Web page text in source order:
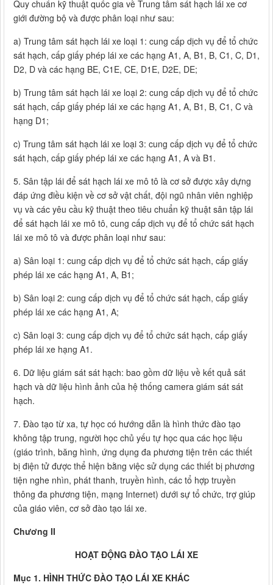
Quy chuẩn kỹ thuật quốc gia về Trung tâm sát hạch lái xe cơ
giới đường bộ và được phân loại như sau:
a) Trung tâm sát hạch lái xe loại 1: cung cấp dịch vụ để tổ chức
sát hạch, cấp giấy phép lái xe các hạng A1, A, B1, B, C1, C, D1,
D2, D và các hạng BE, C1E, CE, D1E, D2E, DE;
b) Trung tâm sát hạch lái xe loại 2: cung cấp dịch vụ để tổ chức
sát hạch, cấp giấy phép lái xe các hạng A1, A, B1, B, C1, C và
hạng D1;
c) Trung tâm sát hạch lái xe loại 3: cung cấp dịch vụ để tổ chức
sát hạch, cấp giấy phép lái xe các hạng A1, A và B1.
5. Sân tập lái để sát hạch lái xe mô tô là cơ sở được xây dựng
đáp ứng điều kiện về cơ sở vật chất, đội ngũ nhân viên nghiệp
vụ và các yêu cầu kỹ thuật theo tiêu chuẩn kỹ thuật sân tập lái
để sát hạch lái xe mô tô, cung cấp dịch vụ để tổ chức sát hạch
lái xe mô tô và được phân loại như sau:
a) Sân loại 1: cung cấp dịch vụ để tổ chức sát hạch, cấp giấy
phép lái xe các hạng A1, A, B1;
b) Sân loại 2: cung cấp dịch vụ để tổ chức sát hạch, cấp giấy
phép lái xe các hạng A1, A;
c) Sân loại 3: cung cấp dịch vụ để tổ chức sát hạch, cấp giấy
phép lái xe hạng A1.
6. Dữ liệu giám sát sát hạch: bao gồm dữ liệu về kết quả sát
hạch và dữ liệu hình ảnh của hệ thống camera giám sát sát
hạch.
7. Đào tạo từ xa, tự học có hướng dẫn là hình thức đào tạo
không tập trung, người học chủ yếu tự học qua các học liệu
(giáo trình, băng hình, ứng dụng đa phương tiện trên các thiết
bị điện tử được thể hiện bằng việc sử dụng các thiết bị phương
tiện nghe nhìn, phát thanh, truyền hình, các tổ hợp truyền
thông đa phương tiện, mạng Internet) dưới sự tổ chức, trợ giúp
của giáo viên, cơ sở đào tạo lái xe.
Chương II
HOẠT ĐỘNG ĐÀO TẠO LÁI XE
Mục 1. HÌNH THỨC ĐÀO TẠO LÁI XE KHÁC